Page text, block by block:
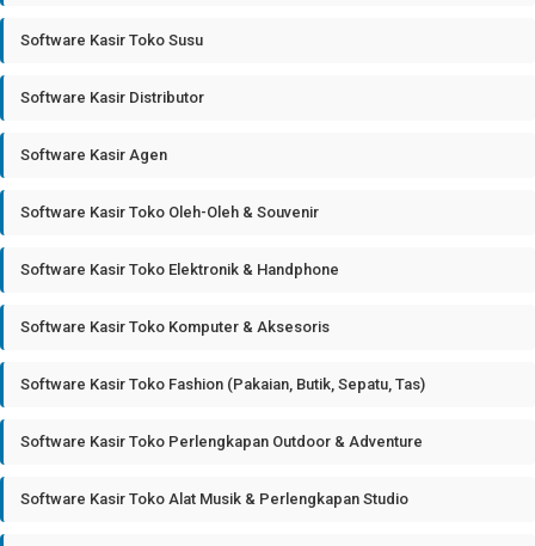
Software Kasir Toko Susu
Software Kasir Distributor
Software Kasir Agen
Software Kasir Toko Oleh-Oleh & Souvenir
Software Kasir Toko Elektronik & Handphone
Software Kasir Toko Komputer & Aksesoris
Software Kasir Toko Fashion (Pakaian, Butik, Sepatu, Tas)
Software Kasir Toko Perlengkapan Outdoor & Adventure
Software Kasir Toko Alat Musik & Perlengkapan Studio